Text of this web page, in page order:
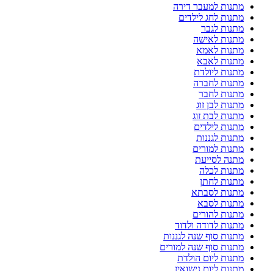
מתנות למעבר דירה
מתנות לחג לילדים
מתנות לגבר
מתנות לאישה
מתנות לאמא
מתנות לאבא
מתנות ליולדת
מתנות לחברה
מתנות לחבר
מתנות לבן זוג
מתנות לבת זוג
מתנות לילדים
מתנות לגננות
מתנות למורים
מתנה לסייעת
מתנות לכלה
מתנות לחתן
מתנות לסבתא
מתנות לסבא
מתנות להורים
מתנות לדודה ולדוד
מתנות סוף שנה לגננות
מתנות סוף שנה למורים
מתנות ליום הולדת
מתנות ליום נישואין